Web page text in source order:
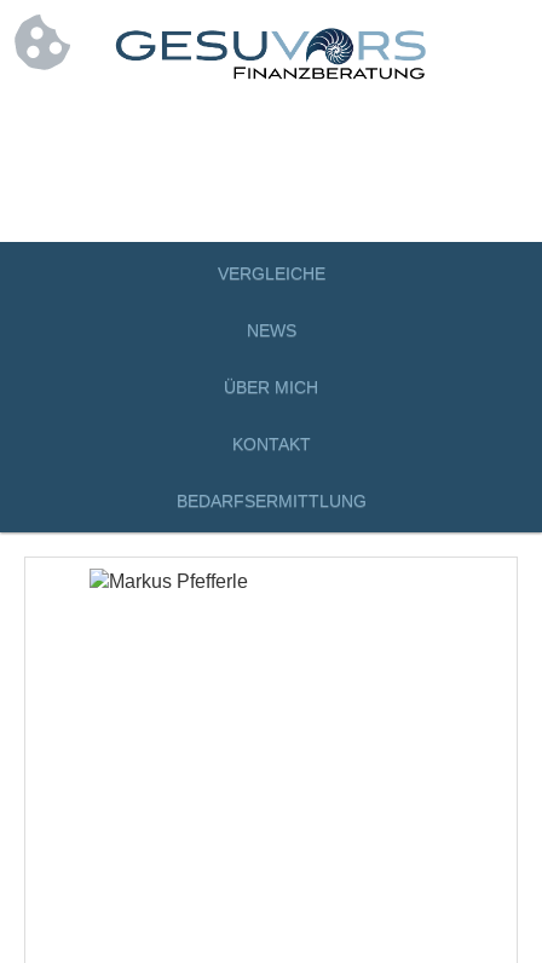
VERGLEICHE
NEWS
ÜBER MICH
KONTAKT
BEDARFSERMITTLUNG